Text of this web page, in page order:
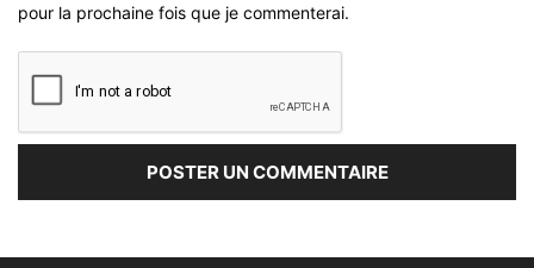
pour la prochaine fois que je commenterai.